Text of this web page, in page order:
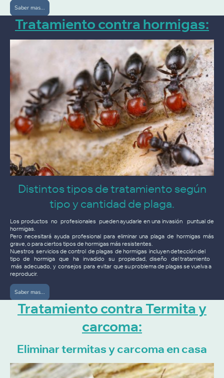
Saber mas...
Tratamiento contra hormigas:
Distintos tipos de tratamiento según
tipo y cantidad de plaga.
Los productos no profesionales pueden ayudarle en una invasión puntual de
hormigas.
Pero necesitará ayuda profesional para eliminar una plaga de hormigas más
grave, o para ciertos tipos de hormigas más resistentes.
Nuestros servicios de control de plagas de hormigas incluyen detección del
tipo de hormiga que ha invadido su propiedad, diseño del tratamiento
más adecuado, y consejos para evitar que su problema de plagas se vuelva a
reproducir.
Saber mas...
Tratamiento contra Termita y
carcoma:
Eliminar termitas y carcoma en casa